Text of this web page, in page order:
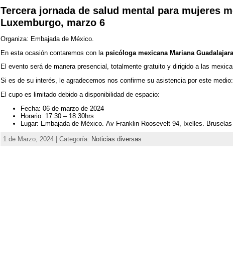
Tercera jornada de salud mental para mujeres
Luxemburgo, marzo 6
Organiza: Embajada de México.
En esta ocasión contaremos con la psicóloga mexicana Mariana Guadalajara
El evento será de manera presencial, totalmente gratuito y dirigido a las
Si es de su interés, le agradecemos nos confirme su asistencia por este medio:
El cupo es limitado debido a disponibilidad de espacio:
Fecha: 06 de marzo de 2024
Horario: 17:30 – 18:30hrs
Lugar: Embajada de México. Av Franklin Roosevelt 94, Ixelles. Bruselas
1 de Marzo, 2024 | Categoría: Noticias diversas